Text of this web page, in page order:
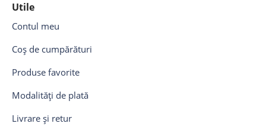
Utile
Contul meu
Coș de cumpărături
Produse favorite
Modalități de plată
Livrare și retur